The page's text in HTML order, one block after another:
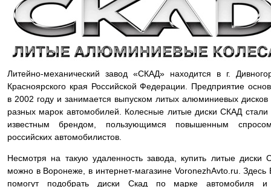
Литейно-механический завод «СКАД» находится в г.
Красноярского края Российской Федерации. Предприятие
в 2002 году и занимается выпуском литых алюминиевых дисков
разных марок автомобилей. Колесные литые диски СКАД стали
известным брендом, пользующимся повышенным
российских автомобилистов.
Несмотря на такую удаленность завода, купить литые диски
можно в Воронеже, в интернет-магазине VoronezhAvto.ru. Здесь
помогут подобрать диски Скад по марке автомобиля